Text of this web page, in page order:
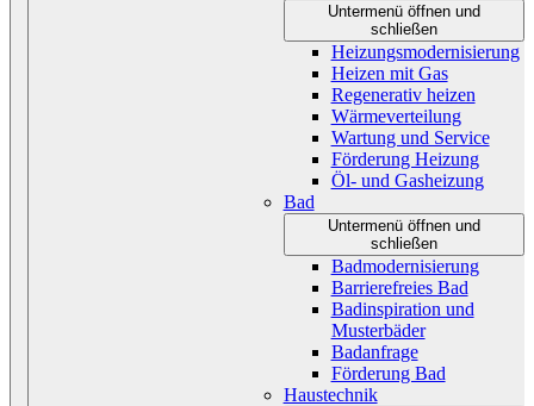
Untermenü öffnen und
schließen
Heizungsmodernisierung
Heizen mit Gas
Regenerativ heizen
Wärmeverteilung
Wartung und Service
Förderung Heizung
Öl- und Gasheizung
Bad
Untermenü öffnen und
schließen
Badmodernisierung
Barrierefreies Bad
Badinspiration und
Musterbäder
Badanfrage
Förderung Bad
Haustechnik